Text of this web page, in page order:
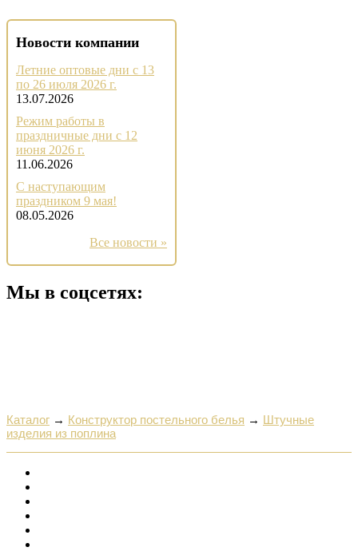
Новости компании
Летние оптовые дни с 13
по 26 июля 2026 г.
13.07.2026
Режим работы в
праздничные дни с 12
июня 2026 г.
11.06.2026
С наступающим
праздником 9 мая!
08.05.2026
Все новости »
Мы в соцсетях:
Каталог → Конструктор постельного белья → Штучные
изделия из поплина